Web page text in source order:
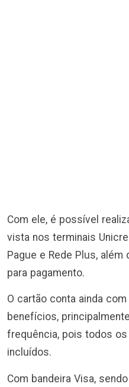
Com ele, é possível
vista nos terminais
Pague e Rede Plus,
para pagamento.
O cartão conta ainda
benefícios,
frequência, pois todos
incluídos.
Com bandeira Visa,